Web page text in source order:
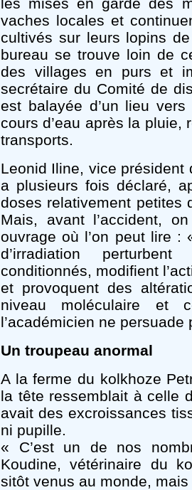
vaches locales et
cultivés sur leurs lopins
bureau se trouve loin de
des villages en purs et
secrétaire du Comité de
est balayée d’un lieu
cours d’eau après la
transports.
Leonid Iline, vice président
a plusieurs fois déclaré,
doses relativement petites
Mais, avant l’accident,
ouvrage où l’on peut lire :
d’irradiation
conditionnés, modifient
et provoquent des
niveau moléculaire et
l’académicien ne
Un troupeau anormal
A la ferme du kolkhoze
la tête ressemblait à celle
avait des excroissances
ni pupille.
« C’est un de nos
Koudine, vétérinaire du
sitôt venus au monde,